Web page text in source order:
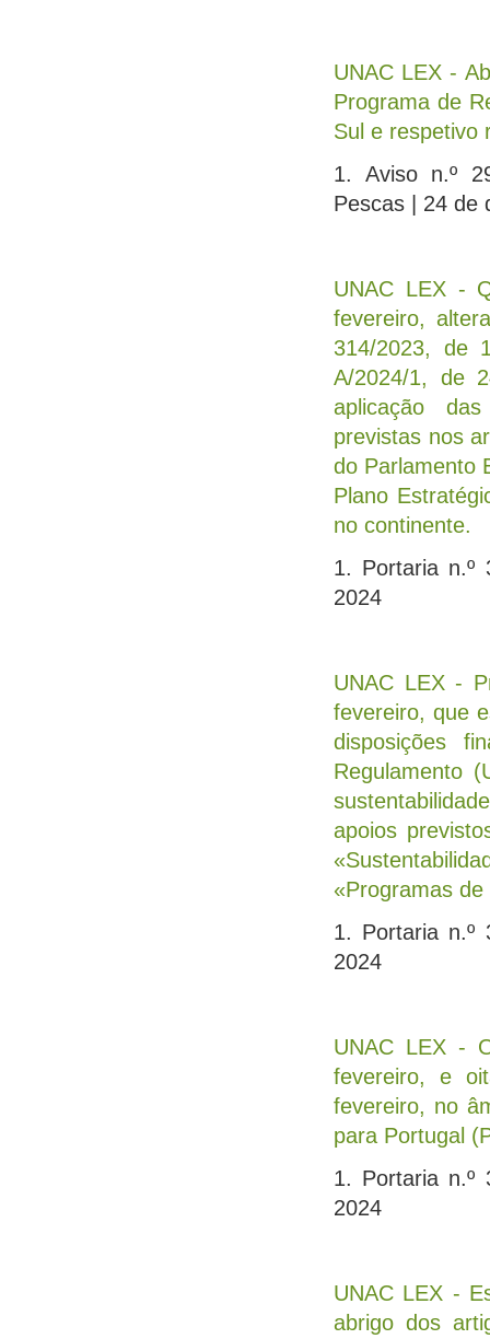
UNAC LEX -
Programa de
Sul e respetivo
1. Aviso n.º
Pescas | 24 de
UNAC LEX -
fevereiro,
314/2023, de
A/2024/1, de
aplicação
previstas nos
do Parlamento
Plano
no continente.
1. Portaria n.º
2024
UNAC LEX -
fevereiro, que
disposições
Regulamento
apoios
«Programas
1. Portaria n.º
2024
UNAC LEX -
fevereiro, e
fevereiro, no
para Portugal
1. Portaria n.º
2024
UNAC LEX -
abrigo dos